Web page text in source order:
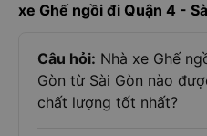
xe Ghế ngồi đi Quận 4 -
Câu hỏi: Nhà xe Ghế
Gòn từ Sài Gòn nào
chất lượng tốt nhất?